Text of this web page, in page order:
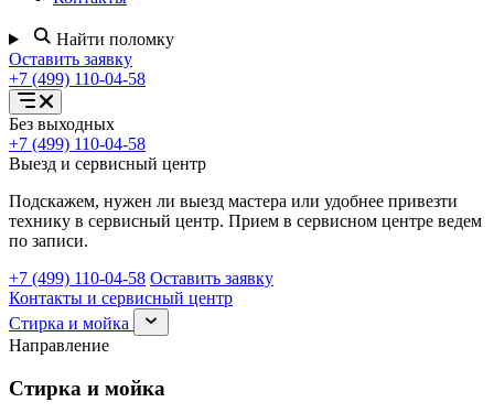
Найти поломку
Оставить заявку
+7 (499) 110-04-58
Открыть
меню
услуг
Без выходных
+7 (499) 110-04-58
Выезд и сервисный центр
Подскажем, нужен ли выезд мастера или удобнее привезти
технику в сервисный центр. Прием в сервисном центре ведем
по записи.
+7 (499) 110-04-58 Оставить заявку
Контакты и сервисный центр
Стирка и мойка
Раскрыть
раздел
мойка
Направление
Стирка и мойка